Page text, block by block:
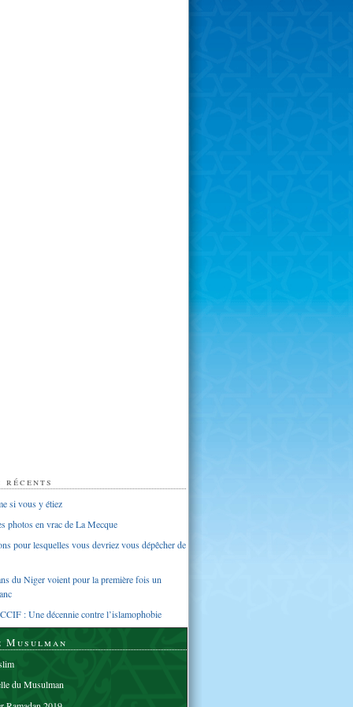
si vous y étiez
photos en vrac de La Mecque
pour lesquelles vous devriez vous dépêcher de
du Niger voient pour la première fois un
: Une décennie contre l’islamophobie
Musulman
du Musulman